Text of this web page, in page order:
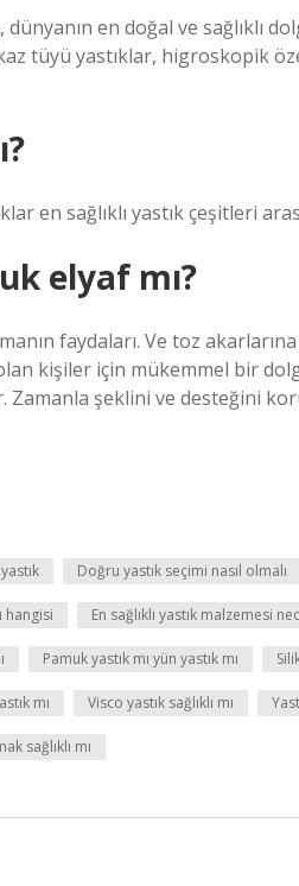
en doğal ve sağlıklı
tüyü yastıklar, higroskopik
en sağlıklı yastık çeşitleri
elyaf mı?
faydaları. Ve toz
kişiler için mükemmel bir
Zamanla şeklini ve desteğini
Doğru yastık seçimi nasıl olmalı
hangisi En sağlıklı yastık malzemesi
Pamuk yastık mı yün yastık mı
mı Visco yastık sağlıklı mı
sağlıklı mı